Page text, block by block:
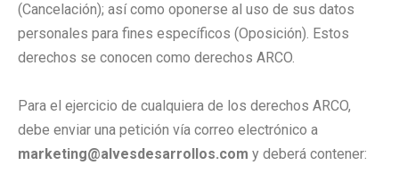
(Cancelación); así como oponerse al uso de sus datos
personales para fines específicos (Oposición). Estos
derechos se conocen como derechos ARCO.
Para el ejercicio de cualquiera de los derechos ARCO,
debe enviar una petición vía correo electrónico a
marketing@alvesdesarrollos.com y deberá contener: